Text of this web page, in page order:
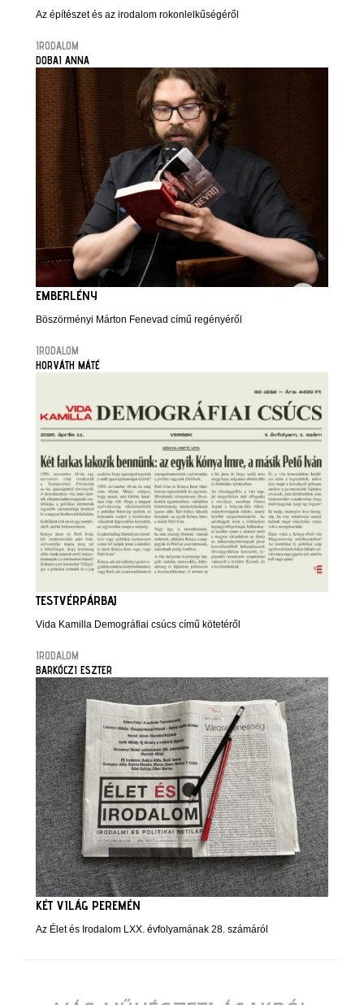
Az építészet és az irodalom rokonlelkűségéről
IRODALOM
DOBAI ANNA
EMBERLÉNY
Böszörményi Márton Fenevad című regényéről
IRODALOM
HORVÁTH MÁTÉ
TESTVÉRPÁRBAJ
Vida Kamilla Demográfiai csúcs című kötetéről
IRODALOM
BARKÓCZI ESZTER
KÉT VILÁG PEREMÉN
Az Élet és Irodalom LXX. évfolyamának 28. számáról